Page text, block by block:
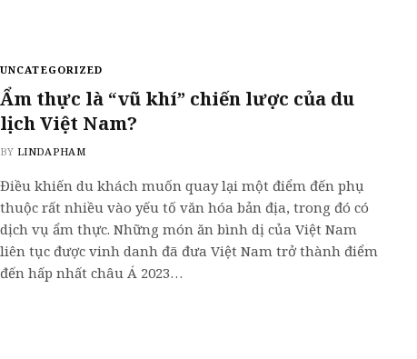
UNCATEGORIZED
Ẩm thực là “vũ khí” chiến lược của du
lịch Việt Nam?
BY LINDAPHAM
Điều khiến du khách muốn quay lại một điểm đến phụ
thuộc rất nhiều vào yếu tố văn hóa bản địa, trong đó có
dịch vụ ẩm thực. Những món ăn bình dị của Việt Nam
liên tục được vinh danh đã đưa Việt Nam trở thành điểm
đến hấp nhất châu Á 2023…